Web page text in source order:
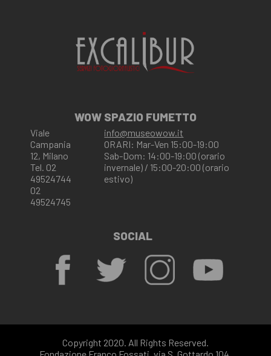
WOW SPAZIO FUMETTO
Viale
Campania
12, Milano
Tel. 02
49524744
02
49524745
info@museowow.it
ORARI: Mar-Ven 15:00-19:00
Sab-Dom: 14:00-19:00 (orario
invernale) / 15:00-20:00 (orario
estivo)
SOCIAL
Copyright 2020. All Rights Reserved.